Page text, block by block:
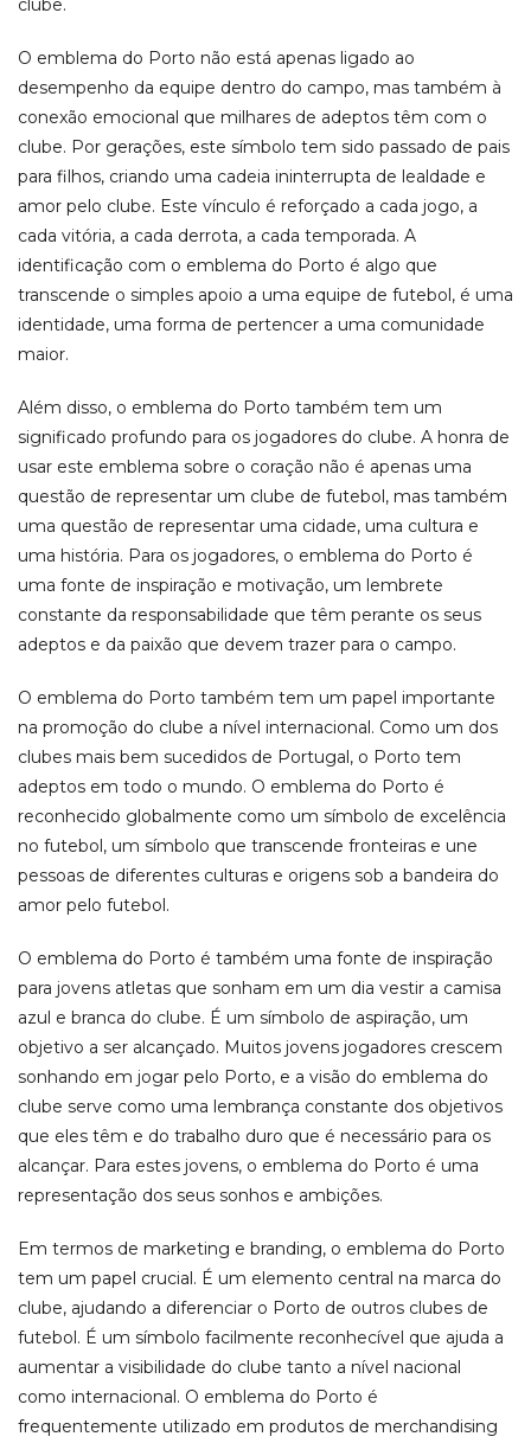
clube.
O emblema do Porto não está apenas ligado ao
desempenho da equipe dentro do campo, mas também à
conexão emocional que milhares de adeptos têm com o
clube. Por gerações, este símbolo tem sido passado de pais
para filhos, criando uma cadeia ininterrupta de lealdade e
amor pelo clube. Este vínculo é reforçado a cada jogo, a
cada vitória, a cada derrota, a cada temporada. A
identificação com o emblema do Porto é algo que
transcende o simples apoio a uma equipe de futebol, é uma
identidade, uma forma de pertencer a uma comunidade
maior.
Além disso, o emblema do Porto também tem um
significado profundo para os jogadores do clube. A honra de
usar este emblema sobre o coração não é apenas uma
questão de representar um clube de futebol, mas também
uma questão de representar uma cidade, uma cultura e
uma história. Para os jogadores, o emblema do Porto é
uma fonte de inspiração e motivação, um lembrete
constante da responsabilidade que têm perante os seus
adeptos e da paixão que devem trazer para o campo.
O emblema do Porto também tem um papel importante
na promoção do clube a nível internacional. Como um dos
clubes mais bem sucedidos de Portugal, o Porto tem
adeptos em todo o mundo. O emblema do Porto é
reconhecido globalmente como um símbolo de excelência
no futebol, um símbolo que transcende fronteiras e une
pessoas de diferentes culturas e origens sob a bandeira do
amor pelo futebol.
O emblema do Porto é também uma fonte de inspiração
para jovens atletas que sonham em um dia vestir a camisa
azul e branca do clube. É um símbolo de aspiração, um
objetivo a ser alcançado. Muitos jovens jogadores crescem
sonhando em jogar pelo Porto, e a visão do emblema do
clube serve como uma lembrança constante dos objetivos
que eles têm e do trabalho duro que é necessário para os
alcançar. Para estes jovens, o emblema do Porto é uma
representação dos seus sonhos e ambições.
Em termos de marketing e branding, o emblema do Porto
tem um papel crucial. É um elemento central na marca do
clube, ajudando a diferenciar o Porto de outros clubes de
futebol. É um símbolo facilmente reconhecível que ajuda a
aumentar a visibilidade do clube tanto a nível nacional
como internacional. O emblema do Porto é
frequentemente utilizado em produtos de merchandising